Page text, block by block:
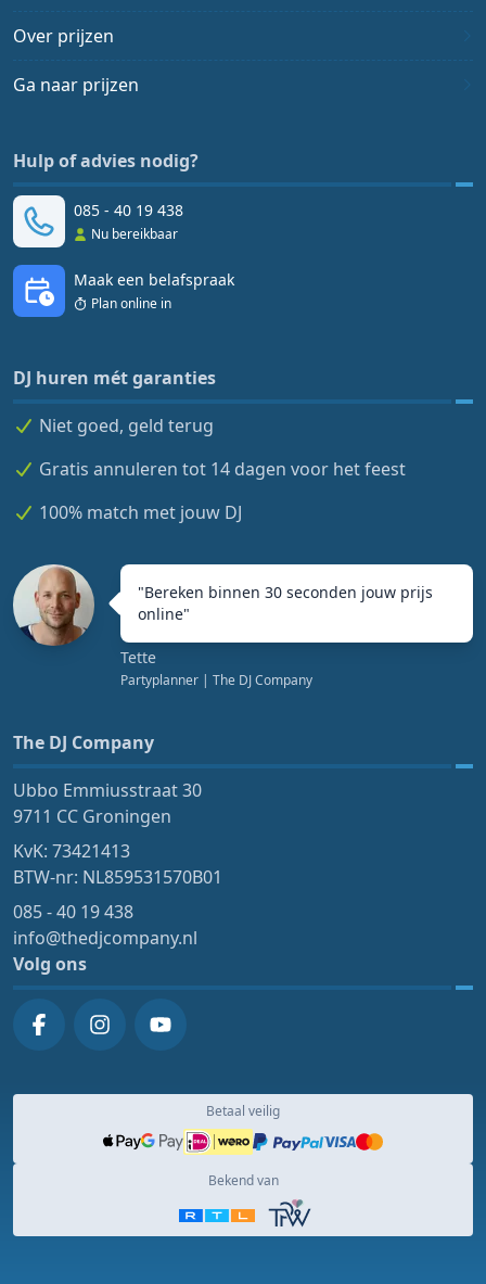
Over prijzen
Ga naar prijzen
Hulp of advies nodig?
085 - 40 19 438
Nu bereikbaar
Maak een belafspraak
Plan online in
DJ huren mét garanties
Niet goed, geld terug
Gratis annuleren tot 14 dagen voor het feest
100% match met jouw DJ
"Bereken binnen 30 seconden jouw prijs
online"
Tette
Partyplanner | The DJ Company
The DJ Company
Ubbo Emmiusstraat 30
9711 CC Groningen
KvK: 73421413
BTW-nr: NL859531570B01
085 - 40 19 438
info@thedjcompany.nl
Volg ons
Betaal veilig
Bekend van